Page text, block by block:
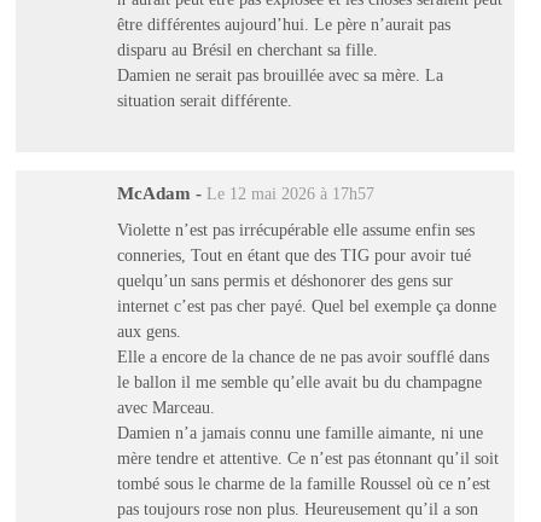
être différentes aujourd’hui. Le père n’aurait pas
disparu au Brésil en cherchant sa fille.
Damien ne serait pas brouillée avec sa mère. La
situation serait différente.
McAdam - Le 12 mai 2026 à 17h57
Violette n’est pas irrécupérable elle assume enfin ses
conneries, Tout en étant que des TIG pour avoir tué
quelqu’un sans permis et déshonorer des gens sur
internet c’est pas cher payé. Quel bel exemple ça donne
aux gens.
Elle a encore de la chance de ne pas avoir soufflé dans
le ballon il me semble qu’elle avait bu du champagne
avec Marceau.
Damien n’a jamais connu une famille aimante, ni une
mère tendre et attentive. Ce n’est pas étonnant qu’il soit
tombé sous le charme de la famille Roussel où ce n’est
pas toujours rose non plus. Heureusement qu’il a son